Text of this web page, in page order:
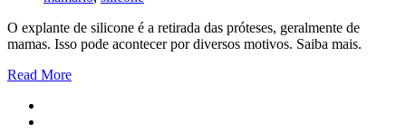
O explante de silicone é a retirada das próteses, geralmente de
mamas. Isso pode acontecer por diversos motivos. Saiba mais.
Read More